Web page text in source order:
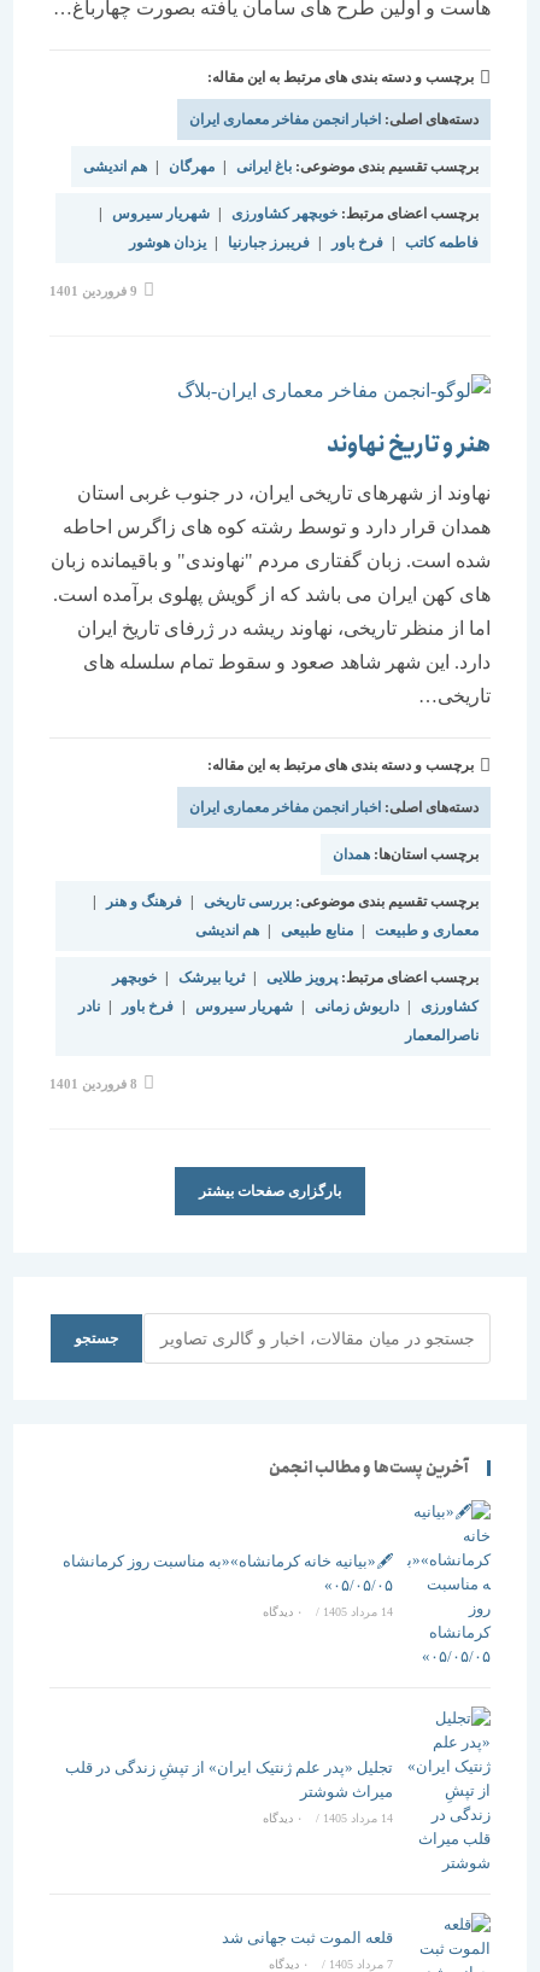
هاست و اولین طرح های سامان یافته بصورت چهارباغ…
برچسب و دسته بندی های مرتبط به این مقاله:
دسته‌های اصلی:اخبار انجمن مفاخر معماری ایران
برچسب تقسیم بندی موضوعی:باغ ایرانی | مهرگان | هم اندیشی
برچسب اعضای مرتبط:خوبچهر کشاورزی | شهریار سیروس |
فاطمه کاتب | فرخ باور | فریبرز جبارنیا | یزدان هوشور
هنر و تاریخ نهاوند
نهاوند از شهرهای تاریخی ایران، در جنوب غربی استان
همدان قرار دارد و توسط رشته کوه های زاگرس احاطه
شده است. زبان گفتاری مردم "نهاوندی" و باقیمانده زبان
های کهن ایران می باشد که از گویش پهلوی برآمده است.
اما از منظر تاریخی، نهاوند ریشه در ژرفای تاریخ ایران
دارد. این شهر شاهد صعود و سقوط تمام سلسله های
تاریخی…
برچسب و دسته بندی های مرتبط به این مقاله:
دسته‌های اصلی:اخبار انجمن مفاخر معماری ایران
برچسب استان‌ها:همدان
برچسب تقسیم بندی موضوعی:بررسی تاریخی | فرهنگ و هنر |
معماری و طبیعت | منابع طبیعی | هم اندیشی
برچسب اعضای مرتبط:پرویز طلایی | ثریا بیرشک |
خوبچهر
کشاورزی
| داریوش زمانی | شهریار سیروس | فرخ باور |
نادر
ناصرالمعمار
بارگزاری صفحات بیشتر
جستجو
آخرین پست‌ها و مطالب انجمن
🖋️«بیانیه خانه کرمانشاه»«به مناسبت روز کرمانشاه
۰۵/۰۵/۰۵»
/ ۰ دیدگاه
تجلیل «پدر علم ژنتیک ایران» از تپشِ زندگی در قلب
میراث شوشتر
/ ۰ دیدگاه
قلعه الموت ثبت جهانی شد
/ ۰ دیدگاه